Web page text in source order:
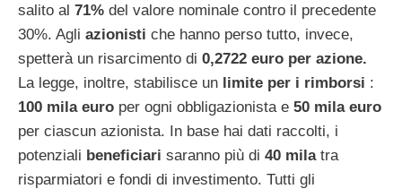
salito al 71% del valore nominale contro il precedente
30%. Agli azionisti che hanno perso tutto, invece,
spetterà un risarcimento di 0,2722 euro per azione.
La legge, inoltre, stabilisce un limite per i rimborsi :
100 mila euro per ogni obbligazionista e 50 mila euro
per ciascun azionista. In base hai dati raccolti, i
potenziali beneficiari saranno più di 40 mila tra
risparmiatori e fondi di investimento. Tutti gli